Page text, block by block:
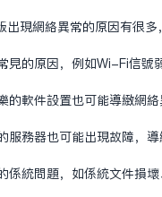
现网络异常的原因有很多
见的原因，例如Wi-Fi信号
的软件设置也可能导致网
服务器也可能出现故障，
系统问题，如系统文件损